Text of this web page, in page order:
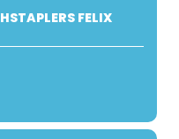
FELIX